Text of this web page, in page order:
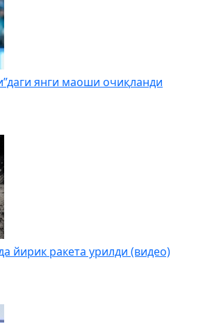
янги маоши очиқланди
йирик ракета урилди (видео)